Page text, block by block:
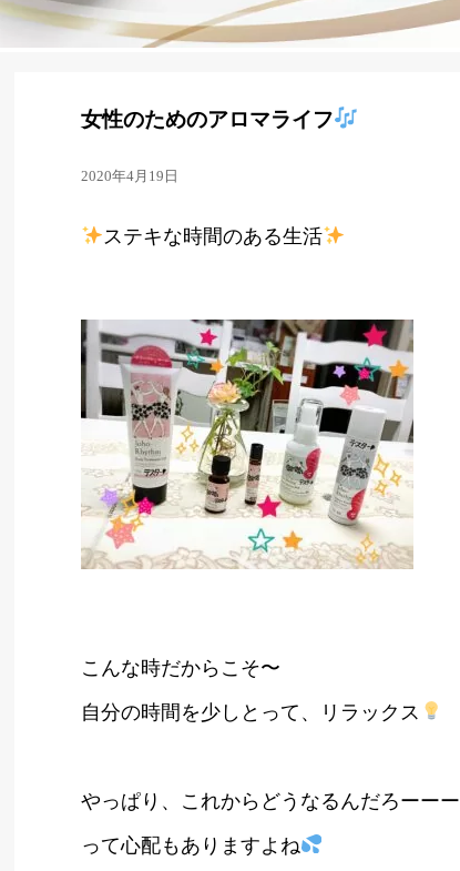
女性のためのアロマライフ
2020年4月19日
ステキな時間のある生活
こんな時だからこそ〜
自分の時間を少しとって、リラックス
やっぱり、これからどうなるんだろーーー
って心配もありますよね